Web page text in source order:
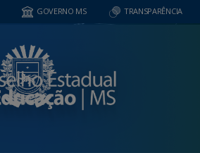
GOVERNO MS TRANSPARÊNCIA